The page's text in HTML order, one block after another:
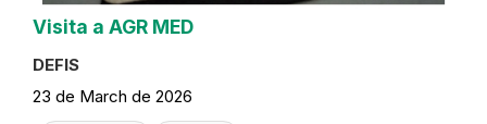
Visita a AGR MED
DEFIS
23 de March de 2026